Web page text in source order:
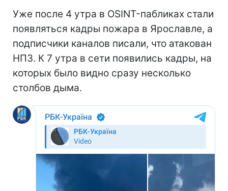
Уже после 4 утра в OSINT-пабликах стали
появляться кадры пожара в Ярославле, а
подписчики каналов писали, что атакован
НПЗ. К 7 утра в сети появились кадры, на
которых было видно сразу несколько
столбов дыма.